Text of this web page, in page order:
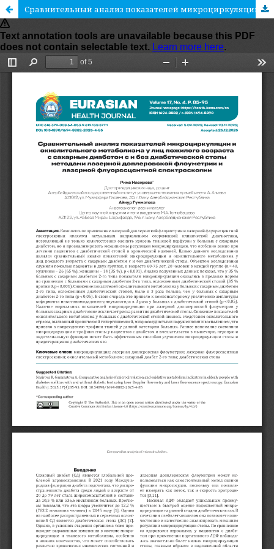
Cравнительный анализ показателей микроциркуляции и окислительного метаболизма у лиц пожилого возраста с сахарным диабетом с и без диабетической стопы методами лазерной доплеровской флоуметрии и лазерной флуоресцентной спектроскопии